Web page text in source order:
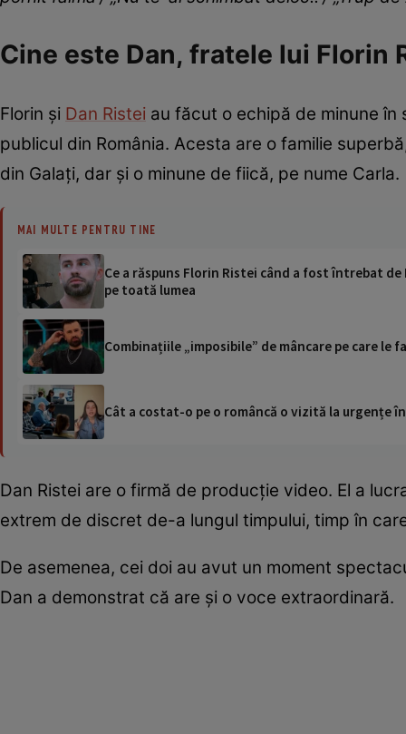
Cine este Dan, fratele lui Florin
Florin și Dan Ristei au făcut o echipă de minune
publicul din România. Acesta are o familie
din Galați, dar și o minune de fiică, pe nume Carla.
MAI MULTE PENTRU TINE
Ce a răspuns Florin Ristei când a fost întrebat
pe toată lumea
Combinațiile „imposibile” de mâncare pe care le
Cât a costat-o pe o româncă o vizită la urgențe
Dan Ristei are o firmă de producție video. El a
extrem de discret de-a lungul timpului, timp în
De asemenea, cei doi au avut un moment
Dan a demonstrat că are și o voce extraordinară.